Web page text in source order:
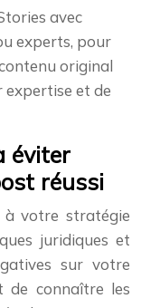
avec
experts, pour
original
expertise et de
éviter
réussi
à votre stratégie
juridiques et
sur votre
de connaître les